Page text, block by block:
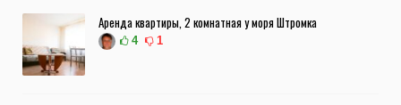
Аренда квартиры, 2 комнатная у моря Штромка
4 1